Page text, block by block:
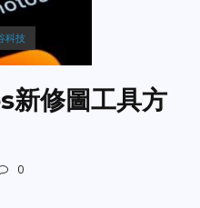
科技
修圖工具方
0